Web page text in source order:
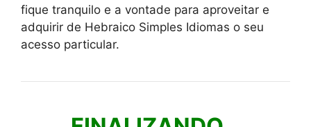
fique tranquilo e a vontade para aproveitar e
adquirir de Hebraico Simples Idiomas o seu
acesso particular.